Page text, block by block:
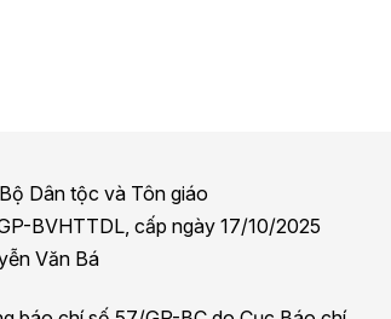
Dân tộc và Tôn giáo
BVHTTDL, cấp ngày 17/10/2025
Văn Bá